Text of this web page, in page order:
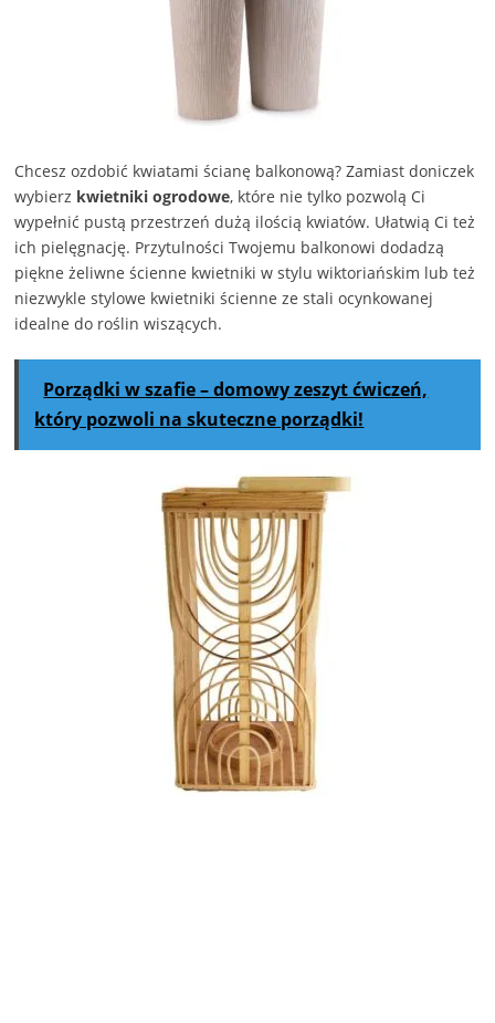
Chcesz ozdobić kwiatami ścianę balkonową? Zamiast doniczek
wybierz kwietniki ogrodowe, które nie tylko pozwolą Ci
wypełnić pustą przestrzeń dużą ilością kwiatów. Ułatwią Ci też
ich pielęgnację. Przytulności Twojemu balkonowi dodadzą
piękne żeliwne ścienne kwietniki w stylu wiktoriańskim lub też
niezwykle stylowe kwietniki ścienne ze stali ocynkowanej
idealne do roślin wiszących.
Porządki w szafie – domowy zeszyt ćwiczeń,
który pozwoli na skuteczne porządki!